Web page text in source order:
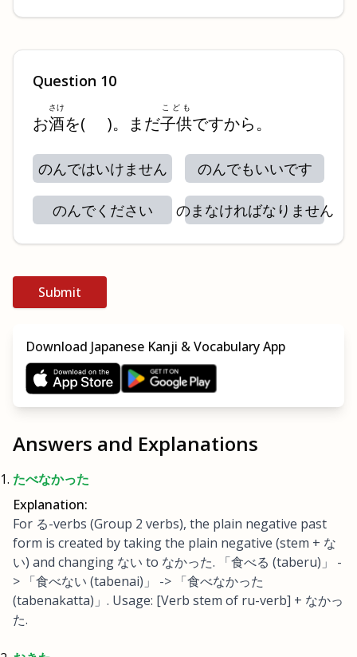
Question 10
お酒
さけ
を( )。まだ子供
こども
ですから。
のんではいけません のんでもいいです
のんでください のまなければなりません
Submit
Download Japanese Kanji & Vocabulary App
Answers and Explanations
たべなかった
Explanation:
For る-verbs (Group 2 verbs), the plain negative past
form is created by taking the plain negative (stem + な
い) and changing ない to なかった. 「食べる (taberu)」 -
> 「食べない (tabenai)」 -> 「食べなかった
(tabenakatta)」. Usage: [Verb stem of ru-verb] + なかっ
た.